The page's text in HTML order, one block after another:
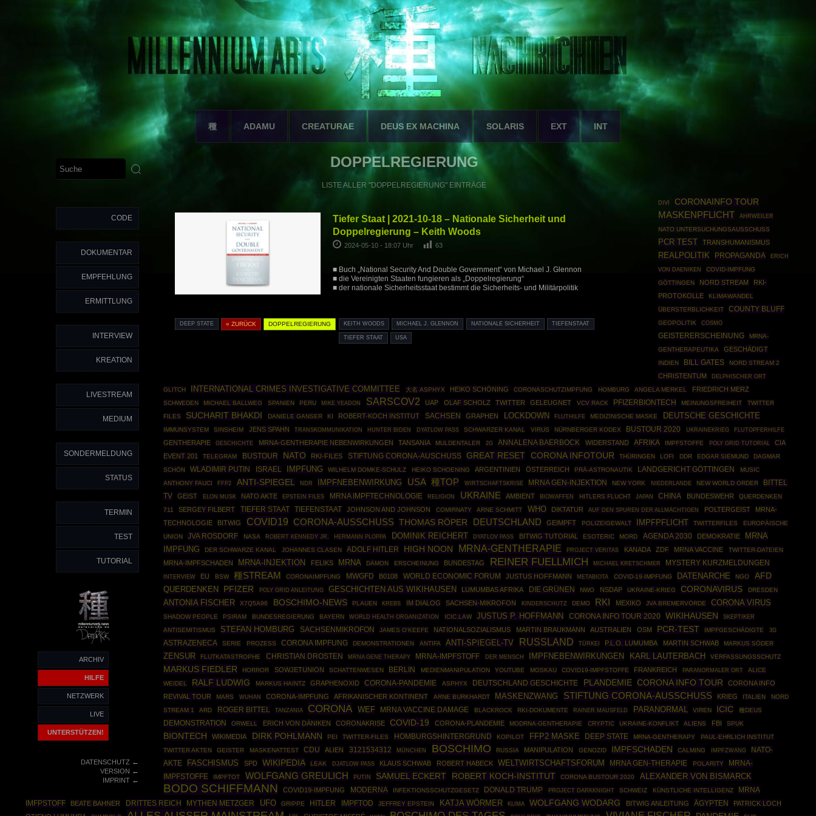
種 ADAMU CREATURAE DEUS EX MACHINA SOLARIS EXT INT
CODE
DOKUMENTAR
EMPFEHLUNG
ERMITTLUNG
INTERVIEW
KREATION
LIVESTREAM
MEDIUM
SONDERMELDUNG
STATUS
TERMIN
TEST
TUTORIAL
ARCHIV
HILFE
NETZWERK
LIVE
UNTERSTÜTZEN!
DATENSCHUTZ←
VERSION ←
IMPRINT←
DOPPELREGIERUNG
LISTE ALLER "DOPPELREGIERUNG" EINTRÄGE
Tiefer Staat | 2021-10-18 – Nationale Sicherheit und
Doppelregierung – Keith Woods
2024-05-10 - 18:07 Uhr 63
■ Buch „National Security And Double Government“ von Michael J. Glennon
■ die Vereinigten Staaten fungieren als „Doppelregierung“
■ der nationale Sicherheitsstaat bestimmt die Sicherheits- und Militärpolitik
DEEP STATE « ZURÜCK DOPPELREGIERUNG KEITH WOODS MICHAEL J. GLENNON NATIONALE SICHERHEIT TIEFENSTAAT
TIEFER STAAT USA
DIVI CORONAINFO TOUR
MASKENPFLICHT
AHRWEILER
NATO UNTERSUCHUNGSAUSSCHUSS
PCR TEST TRANSHUMANISMUS
REALPOLITIK PROPAGANDA ERICH
VON DAENIKEN
COVID-IMPFUNG
GÖTTINGEN
NORD STREAM
RKI-
PROTOKOLLE
KLIMAWANDEL
ÜBERSTERBLICHKEIT
COUNTY BLUFF
GEOPOLITIK COSMO
GEISTERERSCHEINUNG
MRNA-
GENTHERAPEUTIKA
GESCHÄDIGT
INDIEN BILL GATES NORD STREAM 2
CHRISTENTUM DELPHISCHER ORT
GLITCH INTERNATIONAL CRIMES INVESTIGATIVE COMMITTEE 大名 ASPHYX HEIKO SCHÖNING CORONASCHUTZIMPFUNG HOMBURG ANGELA MERKEL FRIEDRICH MERZ
SCHWEDEN MICHAEL BALLWEG SPANIEN PERU MIKE YEADON SARSCOV2 UAP OLAF SCHOLZ TWITTER GELEUGNET VCV RACK PFIZERBIONTECH MEINUNGSFREIHEIT
TWITTER
FILES
SUCHARIT BHAKDI DANIELE GANSER KI ROBERT-KOCH INSTITUT SACHSEN GRAPHEN LOCKDOWN FLUTHILFE MEDIZINISCHE MASKE DEUTSCHE GESCHICHTE
IMMUNSYSTEM SINSHEIM JENS SPAHN TRANSKOMMUNIKATION HUNTER BIDEN DYATLOW PASS SCHWARZER KANAL VIRUS NÜRNBERGER KODEX BUSTOUR 2020 UKRAINEKRIEG FLUTOPFERHILFE
GENTHERAPIE GESCHICHTE MRNA-GENTHERAPIE NEBENWIRKUNGEN TANSANIA MULDENTALER 2G ANNALENA BAERBOCK WIDERSTAND AFRIKA IMPFSTOFFE POLY GRID TUTORIAL
CIA
EVENT 201
TELEGRAM BUSTOUR NATO RKI-FILES STIFTUNG CORONA-AUSCHUSS GREAT RESET CORONA INFOTOUR THÜRINGEN LOFI DDR EDGAR SIEMUND
DAGMAR
SCHÖN
WLADIMIR PUTIN ISRAEL IMPFUNG WILHELM DOMKE-SCHULZ HEIKO SCHOENING ARGENTINIEN ÖSTERREICH PRÄ-ASTRONAUTIK LANDGERICHT GÖTTINGEN
MUSIC
ANTHONY FAUCI
FFP2 ANTI-SPIEGEL NDR IMPFNEBENWIRKUNG USA 種TOP WIRTSCHAFTSKRISE MRNA GEN-INJEKTION NEW YORK NIEDERLANDE NEW WORLD ORDER
BITTEL
TV
GEIST ELON MUSK NATO AKTE EPSTEIN FILES MRNA IMPFTECHNOLOGIE RELIGION UKRAINE AMBIENT BIOWAFFEN HITLERS FLUCHT JAPAN CHINA BUNDESWEHR
QUERDENKEN
711
SERGEY FILBERT TIEFER STAAT TIEFENSTAAT JOHNSON AND JOHNSON COMIRNATY ARNE SCHMITT WHO DIKTATUR AUF DEN SPUREN DER ALLMÄCHTIGEN POLTERGEIST
MRNA-
TECHNOLOGIE
BITWIG COVID19 CORONA-AUSSCHUSS THOMAS RÖPER DEUTSCHLAND GEIMPFT POLIZEIGEWALT IMPFPFLICHT TWITTERFILES
EUROPÄISCHE
UNION
JVA ROSDORF NASA ROBERT KENNEDY JR. HERMANN PLOPPA DOMINIK REICHERT DYATLOV PASS BITWIG TUTORIAL ESOTERIC MORD AGENDA 2030 DEMOKRATIE
MRNA
IMPFUNG
DER SCHWARZE KANAL JOHANNES CLASEN ADOLF HITLER HIGH NOON MRNA-GENTHERAPIE PROJECT VERITAS KANADA ZDF MRNA VACCINE TWITTER-DATEIEN
MRNA-IMPFSCHADEN MRNA-INJEKTION FELIKS MRNA DÄMON ERSCHEINUNG BUNDESTAG REINER FUELLMICH MICHAEL KRETSCHMER MYSTERY KURZMELDUNGEN
INTERVIEW EU BSW 種STREAM CORONAIMPFUNG MWGFD B0108 WORLD ECONOMIC FORUM JUSTUS HOFFMANN METABIOTA COVID-19-IMPFUNG DATENARCHE NGO AFD
QUERDENKEN PFIZER POLY GRID ANLEITUNG GESCHICHTEN AUS WIKIHAUSEN LUMUMBAS AFRIKA DIE GRÜNEN NWO NSDAP UKRAINE-KRIEG CORONAVIRUS DRESDEN
ANTONIA FISCHER X7Q5A96 BOSCHIMO-NEWS PLAUEN KREBS IM DIALOG SACHSEN-MIKROFON KINDERSCHUTZ DEMO RKI MEXIKO JVA BREMERVÖRDE CORONA VIRUS
SHADOW PEOPLE PSIRAM BUNDESREGIERUNG BAYERN WORLD HEALTH ORGANIZATION ICIC.LAW JUSTUS P. HOFFMANN CORONA INFO TOUR 2020 WIKIHAUSEN
SKEPTIKER
ANTISEMITISMUS
STEFAN HOMBURG SACHSENMIKROFON JAMES O'KEEFE NATIONALSOZIALISMUS MARTIN BRAUKMANN AUSTRALIEN OSM PCR-TEST IMPFGESCHÄDIGTE 3G
ASTRAZENECA SERIE PROZESS CORONA IMPFUNG DEMONSTRATIONEN ANTIFA ANTI-SPIEGEL-TV RUSSLAND TÜRKEI P.L.O. LUMUMBA MARTIN SCHWAB MARKUS SÖDER
ZENSUR FLUTKATASTROPHE CHRISTIAN DROSTEN MRNA GENE THERAPY MRNA-IMPFSTOFF DER MENSCH IMPFNEBENWIRKUNGEN KARL LAUTERBACH VERFASSUNGSSCHUTZ
MARKUS FIEDLER HORROR SOWJETUNION SCHATTENWESEN BERLIN MEDIENMANIPULATION YOUTUBE MOSKAU COVID19-IMPFSTOFFE FRANKREICH PARANORMALER ORT
ALICE
WEIDEL
RALF LUDWIG MARKUS HAINTZ GRAPHENOXID CORONA-PANDEMIE ASPHYX DEUTSCHLAND GESCHICHTE PLANDEMIE CORONA INFO TOUR
CORONA INFO
REVIVAL TOUR
MARS WUHAN CORONA-IMPFUNG AFRIKANISCHER KONTINENT ARNE BURKHARDT MASKENZWANG STIFTUNG CORONA-AUSSCHUSS KRIEG ITALIEN
NORD
STREAM 1
ARD ROGER BITTEL TANZANIA CORONA WEF MRNA VACCINE DAMAGE BLACKROCK RKI-DOKUMENTE RAINER MAUSFELD PARANORMAL VIREN ICIC 種DEUS
DEMONSTRATION ORWELL ERICH VON DÄNIKEN CORONAKRISE COVID-19 CORONA-PLANDEMIE MODRNA-GENTHERAPIE CRYPTIC UKRAINE-KONFLIKT ALIENS FBI SPUK
BIONTECH WIKIMEDIA DIRK POHLMANN PEI TWITTER-FILES HOMBURGSHINTERGRUND KOPILOT FFP2 MASKE DEEP STATE MRNA-GENTHERAPY
PAUL-EHRLICH INSTITUT
TWITTER AKTEN
GEISTER MASKENATTEST CDU ALIEN 3121534312 MÜNCHEN BOSCHIMO RUSSIA MANIPULATION GENOZID IMPFSCHADEN CALMING IMPFZWANG
NATO-
AKTE
FASCHISMUS SPD WIKIPEDIA LEAK DJATLOW PASS KLAUS SCHWAB ROBERT HABECK WELTWIRTSCHAFTSFORUM MRNA GEN-THERAPIE POLARITY
MRNA-
IMPFSTOFFE
IMPFTOT WOLFGANG GREULICH PUTIN SAMUEL ECKERT ROBERT KOCH-INSTITUT CORONA BUSTOUR 2020 ALEXANDER VON BISMARCK
BODO SCHIFFMANN COVID19-IMPFUNG MODERNA INFEKTIONSSCHUTZGESETZ DONALD TRUMP PROJECT DARKKNIGHT SCHWEIZ KÜNSTLICHE INTELLIGENZ
MRNA
IMFPSTOFF
BEATE BAHNER DRITTES REICH MYTHEN METZGER UFO GRIPPE HITLER IMPFTOD JEFFREY EPSTEIN KATJA WÖRMER KLIMA WOLFGANG WODARG BITWIG ANLEITUNG ÄGYPTEN
PATRICK LOCH